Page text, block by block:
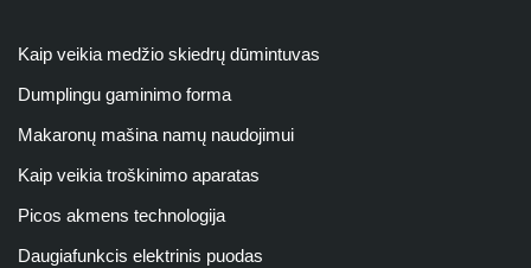
Kaip veikia medžio skiedrų dūmintuvas
Dumplingu gaminimo forma
Makaronų mašina namų naudojimui
Kaip veikia troškinimo aparatas
Picos akmens technologija
Daugiafunkcis elektrinis puodas